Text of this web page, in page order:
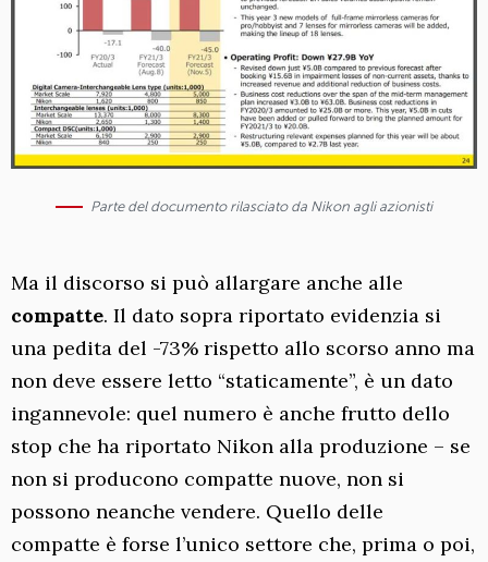
Parte del documento rilasciato da Nikon agli azionisti
Ma il discorso si può allargare anche alle
compatte. Il dato sopra riportato evidenzia si
una pedita del -73% rispetto allo scorso anno ma
non deve essere letto “staticamente”, è un dato
ingannevole: quel numero è anche frutto dello
stop che ha riportato Nikon alla produzione – se
non si producono compatte nuove, non si
possono neanche vendere. Quello delle
compatte è forse l’unico settore che, prima o poi,